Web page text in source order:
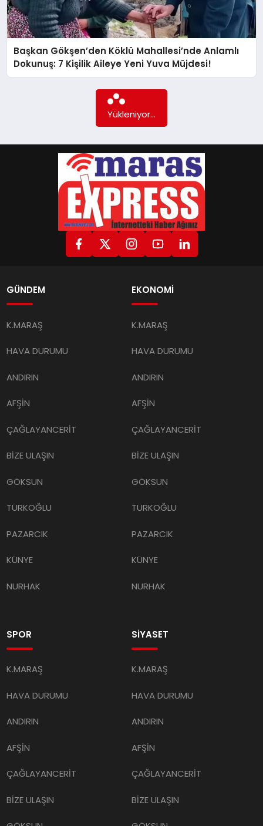
GÖKSUN
TÜRKOĞLU
Başkan Gökşen’den Köklü Mahallesi’nde Anlamlı
Dokunuş: 7 Kişilik Aileye Yeni Yuva Müjdesi!
Yükleniyor...
GÜNDEM
K.MARAŞ
HAVA DURUMU
ANDIRIN
AFŞİN
ÇAĞLAYANCERİT
BİZE ULAŞIN
GÖKSUN
TÜRKOĞLU
PAZARCIK
KÜNYE
NURHAK
EKONOMİ
K.MARAŞ
HAVA DURUMU
ANDIRIN
AFŞİN
ÇAĞLAYANCERİT
BİZE ULAŞIN
GÖKSUN
TÜRKOĞLU
PAZARCIK
KÜNYE
NURHAK
SPOR
K.MARAŞ
HAVA DURUMU
ANDIRIN
AFŞİN
ÇAĞLAYANCERİT
BİZE ULAŞIN
SİYASET
K.MARAŞ
HAVA DURUMU
ANDIRIN
AFŞİN
ÇAĞLAYANCERİT
BİZE ULAŞIN